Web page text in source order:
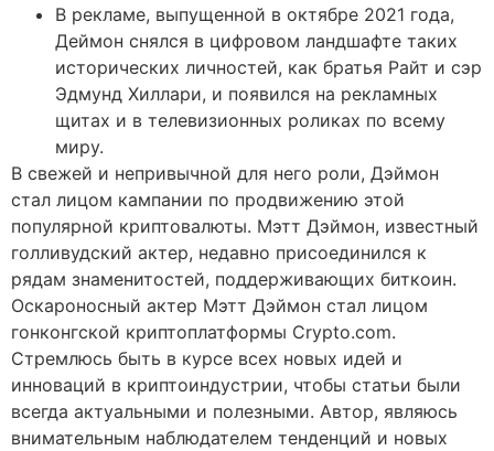
В рекламе, выпущенной в октябре 2021 года,
Деймон снялся в цифровом ландшафте таких
исторических личностей, как братья Райт и сэр
Эдмунд Хиллари, и появился на рекламных
щитах и ​​в телевизионных роликах по всему
миру.
В свежей и непривычной для него роли, Дэймон
стал лицом кампании по продвижению этой
популярной криптовалюты. Мэтт Дэймон, известный
голливудский актер, недавно присоединился к
рядам знаменитостей, поддерживающих биткоин.
Оскароносный актер Мэтт Дэймон стал лицом
гонконгской криптоплатформы Crypto.com.
Стремлюсь быть в курсе всех новых идей и
инноваций в криптоиндустрии, чтобы статьи были
всегда актуальными и полезными. Автор, являюсь
внимательным наблюдателем тенденций и новых